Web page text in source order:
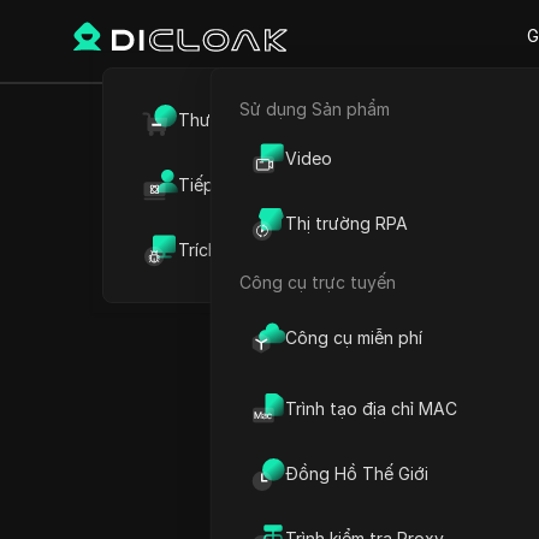
Thương mại điện tử
Tiếp thị liên kết
Trích xuất dữ liệu web
Sử dụng Sản phẩm
Video
Thị trường RPA
Công cụ trực tuyến
Công cụ miễn phí
Trình tạo địa chỉ MAC
Đồng Hồ Thế Giới
Cách
Play Video:Cách Kích Hoạt